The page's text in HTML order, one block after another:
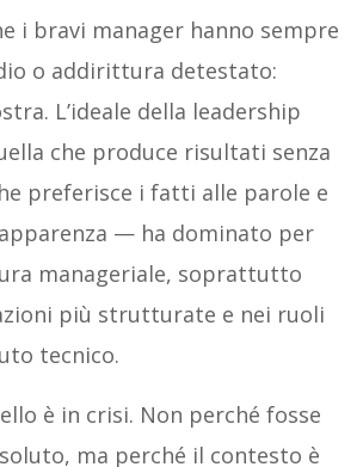
i bravi manager hanno sempre
o addirittura detestato:
L’ideale della leadership
che produce risultati senza
preferisce i fatti alle parole e
— ha dominato per
manageriale, soprattutto
più strutturate e nei ruoli
tecnico.
è in crisi. Non perché fosse
ma perché il contesto è